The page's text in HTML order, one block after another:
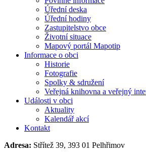
Úřední deska
Úřední hodiny
Zastupitelstvo obce
Životní situace
Mapový portál Mapotip
Informace o obci
Historie
Fotografie
Spolky & sdružení
Veřejná knihovna a veřejný
Události v obci
Aktuality
Kalendář akcí
Kontakt
Adresa: Střítež 39, 393 01 Pelhřimov